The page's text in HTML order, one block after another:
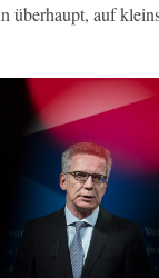
überhaupt, auf